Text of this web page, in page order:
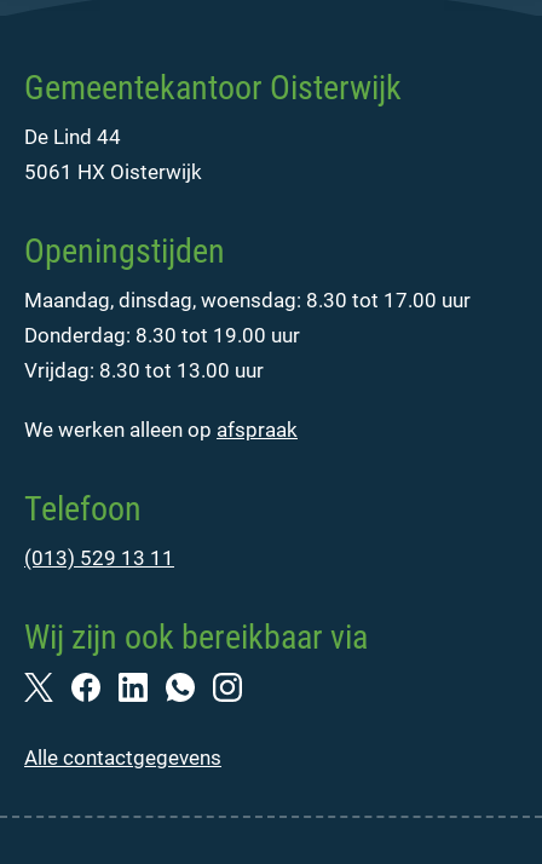
Gemeentekantoor Oisterwijk
De Lind 44
5061 HX Oisterwijk
Openingstijden
Maandag, dinsdag, woensdag: 8.30 tot 17.00 uur
Donderdag: 8.30 tot 19.00 uur
Vrijdag: 8.30 tot 13.00 uur
We werken alleen op afspraak
Telefoon
(013) 529 13 11
Wij zijn ook bereikbaar via
Alle contactgegevens